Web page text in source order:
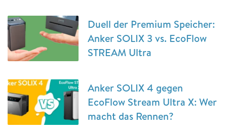
Duell der Premium Speicher:
Anker SOLIX 3 vs. EcoFlow
STREAM Ultra
Anker SOLIX 4 gegen
EcoFlow Stream Ultra X: Wer
macht das Rennen?